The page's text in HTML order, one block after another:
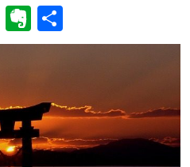
MixiEvernote
有